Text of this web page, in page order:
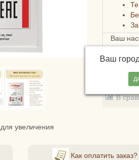
увеличения
Ваш
Ваш
В
В
Как оплатить заказ?